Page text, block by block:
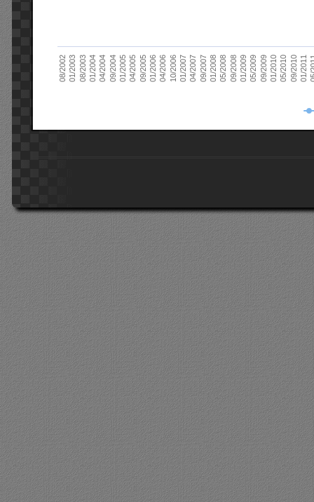
08/200201/200308/200301/200404/200409/200401/200504/200509/200501/200604/200610/200601/200704/200709/200701/200805/200809/200801/200905/200909/200901/201005/201009/201001/2011